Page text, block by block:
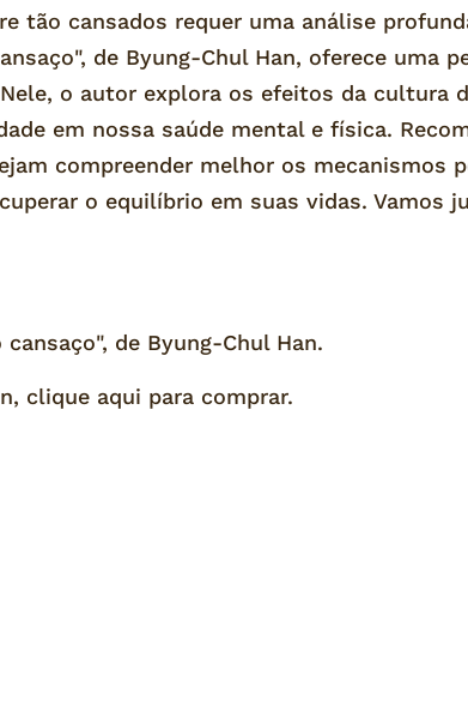
tão cansados requer uma análise
de Byung-Chul Han, oferece uma
o autor explora os efeitos da cultura
em nossa saúde mental e física.
compreender melhor os mecanismos
o equilíbrio em suas vidas. Vamos
de Byung-Chul Han.
clique aqui para comprar.